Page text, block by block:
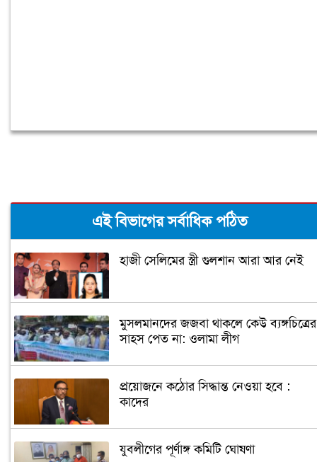
এই বিভাগের সর্বাধিক পঠিত
হাজী সেলিমের স্ত্রী গুলশান আরা আর নেই
মুসলমানদের জজবা থাকলে কেউ ব্যঙ্গচিত্রের
সাহস পেত না: ওলামা লীগ
প্রয়োজনে কঠোর সিদ্ধান্ত নেওয়া হবে :
কাদের
যুবলীগের পূর্ণাঙ্গ কমিটি ঘোষণা